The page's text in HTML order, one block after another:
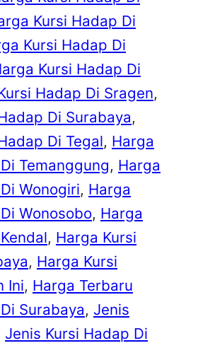
Kursi Hadap Di
Kursi Hadap Di
Kursi Hadap Di
Hadap Di Sragen
Di Surabaya
Di Tegal, Harga
Temanggung, Harga
Wonogiri, Harga
Wonosobo, Harga
, Harga Kursi
, Harga Kursi
Ini, Harga Terbaru
Surabaya, Jenis
Jenis Kursi Hadap Di